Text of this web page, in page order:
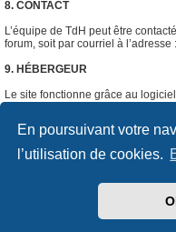
En poursuivant votre
l’utilisation de cookies.
8. CONTACT
L’équipe de TdH peut être
forum, soit par courriel à l’adresse :
9. HÉBERGEUR
Le site fonctionne grâce au
France.
phpBB